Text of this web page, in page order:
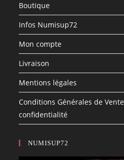
Boutique
Infos Numisup72
Mon compte
Livraison
Mentions légales
Conditions Générales de
confidentialité
NUMISUP72